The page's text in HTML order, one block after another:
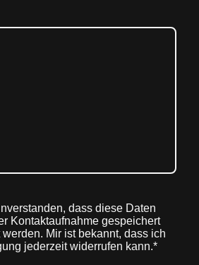
dass diese Daten
Kontaktaufnahme gespeichert
Mir ist bekannt, dass ich
jederzeit widerrufen kann.*